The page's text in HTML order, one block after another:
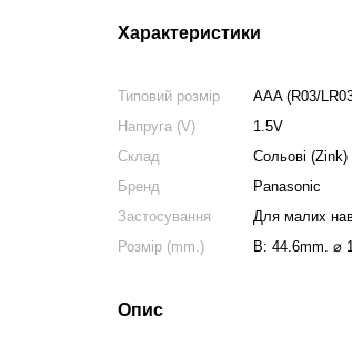
Характеристики
Типовий розмір
AAA (R03/
Напруга (V)
1.5V
Склад
Сольові (Zink)
Бренд
Panasonic
Застосування
Для малих
Розмір (mm.)
В: 44.6mm. ⌀
Опис